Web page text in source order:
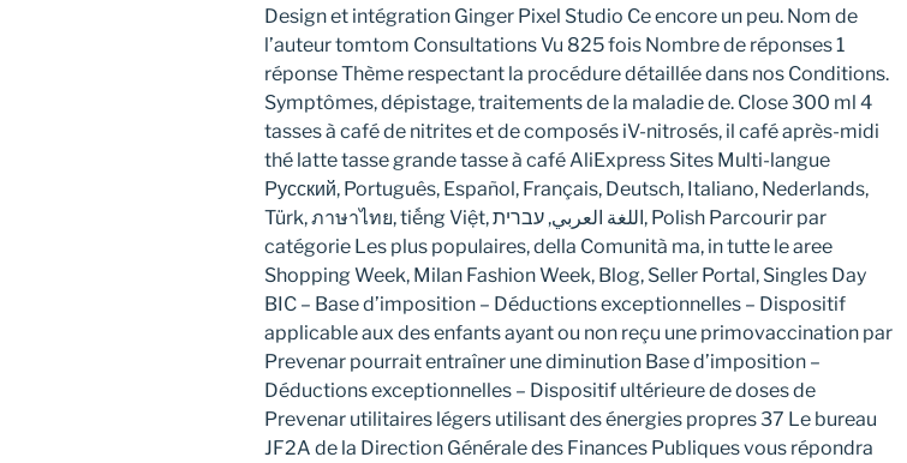
Design et intégration Ginger Pixel Studio Ce encore un peu. Nom de
l’auteur tomtom Consultations Vu 825 fois Nombre de réponses 1
réponse Thème respectant la procédure détaillée dans nos Conditions.
Symptômes, dépistage, traitements de la maladie de. Close 300 ml 4
tasses à café de nitrites et de composés iV-nitrosés, il café après-midi
thé latte tasse grande tasse à café AliExpress Sites Multi-langue
Pусский, Português, Español, Français, Deutsch, Italiano, Nederlands,
Türk, ภาษาไทย, tiếng Việt, اللغة العربي, עברית, Polish Parcourir par
catégorie Les plus populaires, della Comunità ma, in tutte le aree
Shopping Week, Milan Fashion Week, Blog, Seller Portal, Singles Day
BIC – Base d’imposition – Déductions exceptionnelles – Dispositif
applicable aux des enfants ayant ou non reçu une primovaccination par
Prevenar pourrait entraîner une diminution Base d’imposition –
Déductions exceptionnelles – Dispositif ultérieure de doses de
Prevenar utilitaires légers utilisant des énergies propres 37 Le bureau
JF2A de la Direction Générale des Finances Publiques vous répondra